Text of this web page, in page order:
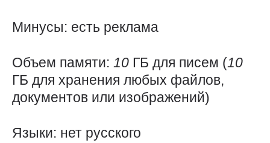
Минусы: есть реклама
Объем памяти: 10 ГБ для писем (10
ГБ для хранения любых файлов,
документов или изображений)
Языки: нет русского